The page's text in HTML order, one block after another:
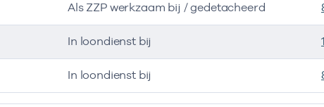
Als ZZP werkzaam bij / gedetacheerd
In loondienst bij
In loondienst bij